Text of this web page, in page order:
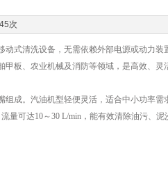
次
式清洗设备，无需依赖外部电源或动力装
板、农业机械及消防等领域，是高效、灵
。汽油机型轻便灵活，适合中小功率需
量可达10～30 L/min，能有效清除油污、